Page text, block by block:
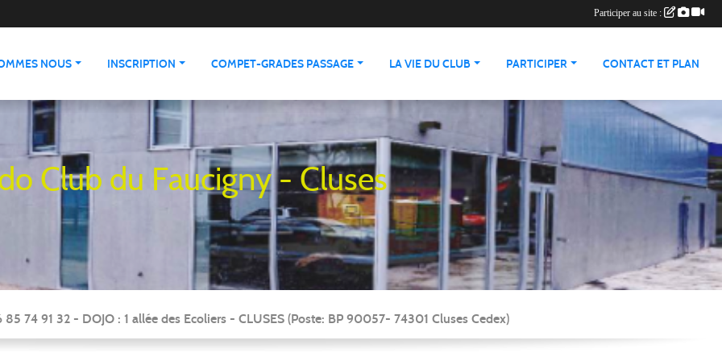
NOUS INSCRIPTION COMPET-GRADES PASSAGE LA VIE DU CLUB PARTICIPER CONTACT ET PLAN
Club du Faucigny - Cluses
74 91 32 - DOJO : 1 allée des Ecoliers - CLUSES (Poste: BP 90057- 74301 Cluses Cedex)
Participer au site :